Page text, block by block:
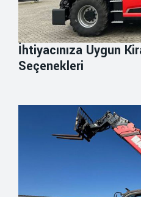
İhtiyacınıza Uygun
Seçenekleri